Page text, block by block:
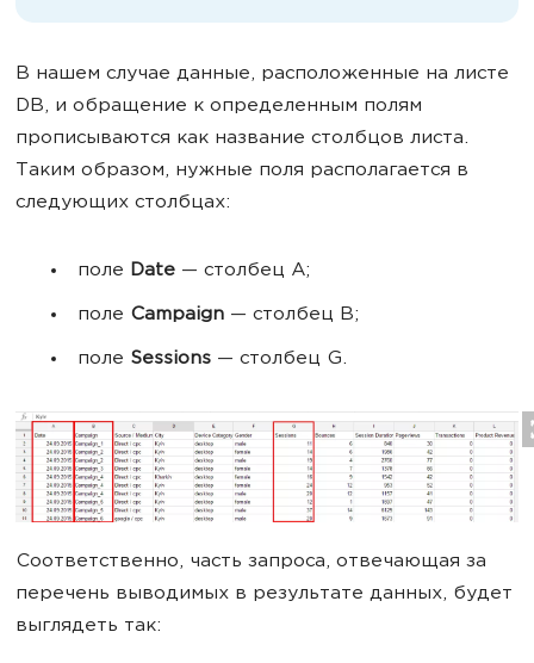
В нашем случае данные, расположенные на листе
DB, и обращение к определенным полям
прописываются как название столбцов листа.
Таким образом, нужные поля располагается в
следующих столбцах:
поле Date — столбец A;
поле Campaign — столбец B;
поле Sessions — столбец G.
Соответственно, часть запроса, отвечающая за
перечень выводимых в результате данных, будет
выглядеть так: